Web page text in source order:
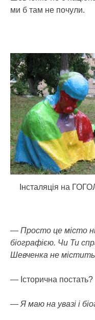
ми б там не почули.
Iнсталяцiя на
— Просто це місто
біографією. Чи Ти
Шевченка не
— Історична постать?
— Я маю на увазі і